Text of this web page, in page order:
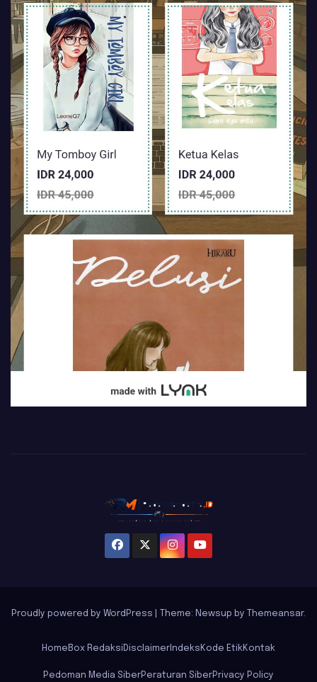
Proudly powered by WordPress Theme: Newsup by Themeansar.
Home Box Redaksi Disclaimer Indeks Kode Etik Kontak
Pedoman Media SiberPeraturan SiberPrivacy Policy